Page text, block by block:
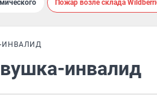
Пожар возле склада
ИНВАЛИД
инвалид